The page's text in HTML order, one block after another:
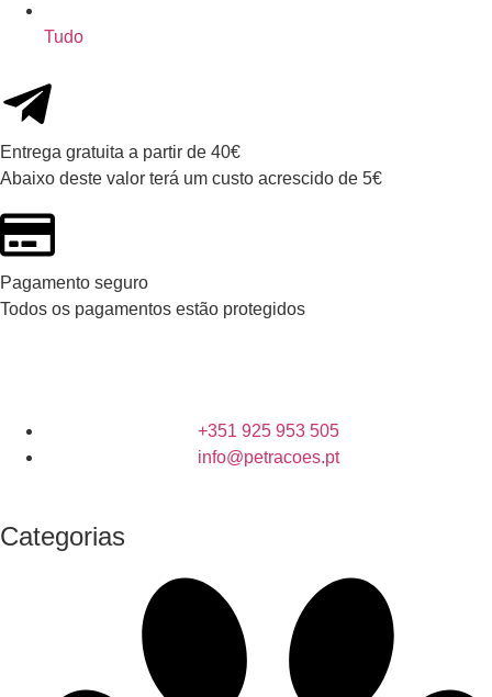
Tudo
Entrega gratuita a partir de 40€
Abaixo deste valor terá um custo acrescido de 5€
Pagamento seguro
Todos os pagamentos estão protegidos
+351 925 953 505
info@petracoes.pt
Categorias